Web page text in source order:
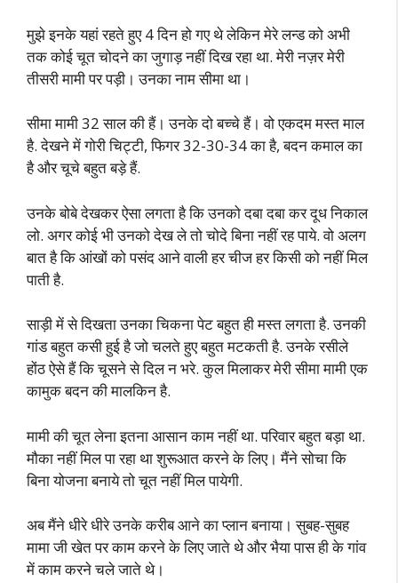
मुझे इनके यहां रहते हुए 4 दिन हो गए थे लेकिन मेरे लन्ड को अभी
तक कोई चूत चोदने का जुगाड़ नहीं दिख रहा था. मेरी नज़र मेरी
तीसरी मामी पर पड़ी। उनका नाम सीमा था।
सीमा मामी 32 साल की हैं। उनके दो बच्चे हैं। वो एकदम मस्त माल
है. देखने में गोरी चिट्टी, फिगर 32-30-34 का है, बदन कमाल का
है और चूचे बहुत बड़े हैं.
उनके बोबे देखकर ऐसा लगता है कि उनको दबा दबा कर दूध निकाल
लो. अगर कोई भी उनको देख ले तो चोदे बिना नहीं रह पाये. वो अलग
बात है कि आंखों को पसंद आने वाली हर चीज हर किसी को नहीं मिल
पाती है.
साड़ी में से दिखता उनका चिकना पेट बहुत ही मस्त लगता है. उनकी
गांड बहुत कसी हुई है जो चलते हुए बहुत मटकती है. उनके रसीले
होंठ ऐसे हैं कि चूसने से दिल न भरे. कुल मिलाकर मेरी सीमा मामी एक
कामुक बदन की मालकिन है.
मामी की चूत लेना इतना आसान काम नहीं था. परिवार बहुत बड़ा था.
मौका नहीं मिल पा रहा था शुरूआत करने के लिए। मैंने सोचा कि
बिना योजना बनाये तो चूत नहीं मिल पायेगी.
अब मैंने धीरे धीरे उनके करीब आने का प्लान बनाया। सुबह-सुबह
मामा जी खेत पर काम करने के लिए जाते थे और भैया पास ही के गांव
में काम करने चले जाते थे।